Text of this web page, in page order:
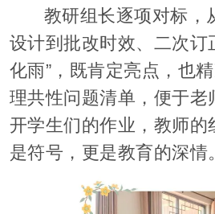
教研组长逐项对标，
设计到批改时效、二次订
化雨”，既肯定亮点，也
理共性问题清单，便于老
开学生们的作业，教师的
是符号，更是教育的深情